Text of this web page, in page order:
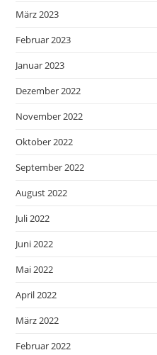
März 2023
Februar 2023
Januar 2023
Dezember 2022
November 2022
Oktober 2022
September 2022
August 2022
Juli 2022
Juni 2022
Mai 2022
April 2022
März 2022
Februar 2022